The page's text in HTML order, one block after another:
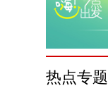
热点专题